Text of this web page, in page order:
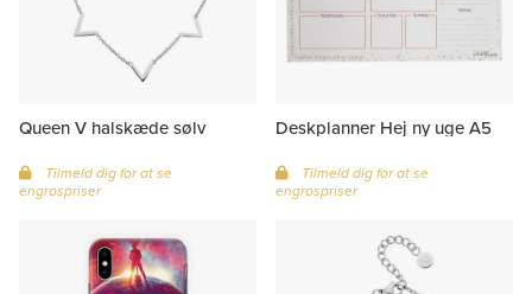
Queen V halskæde sølv
Tilmeld dig for at se
engrospriser
Deskplanner Hej ny uge A5
Tilmeld dig for at se
engrospriser